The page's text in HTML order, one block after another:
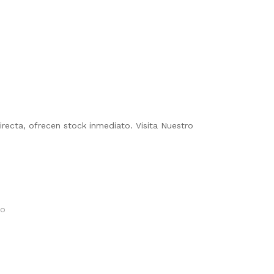
ofrecen stock inmediato. Visita Nuestro